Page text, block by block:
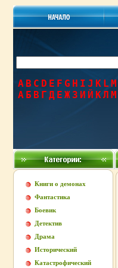
A B C D E F G H I J K L M
А Б В Г Д Е Ж З И Й КЛ М
Книги о демонах
Фантастика
Боевик
Детектив
Драма
Исторический
Катастрофический